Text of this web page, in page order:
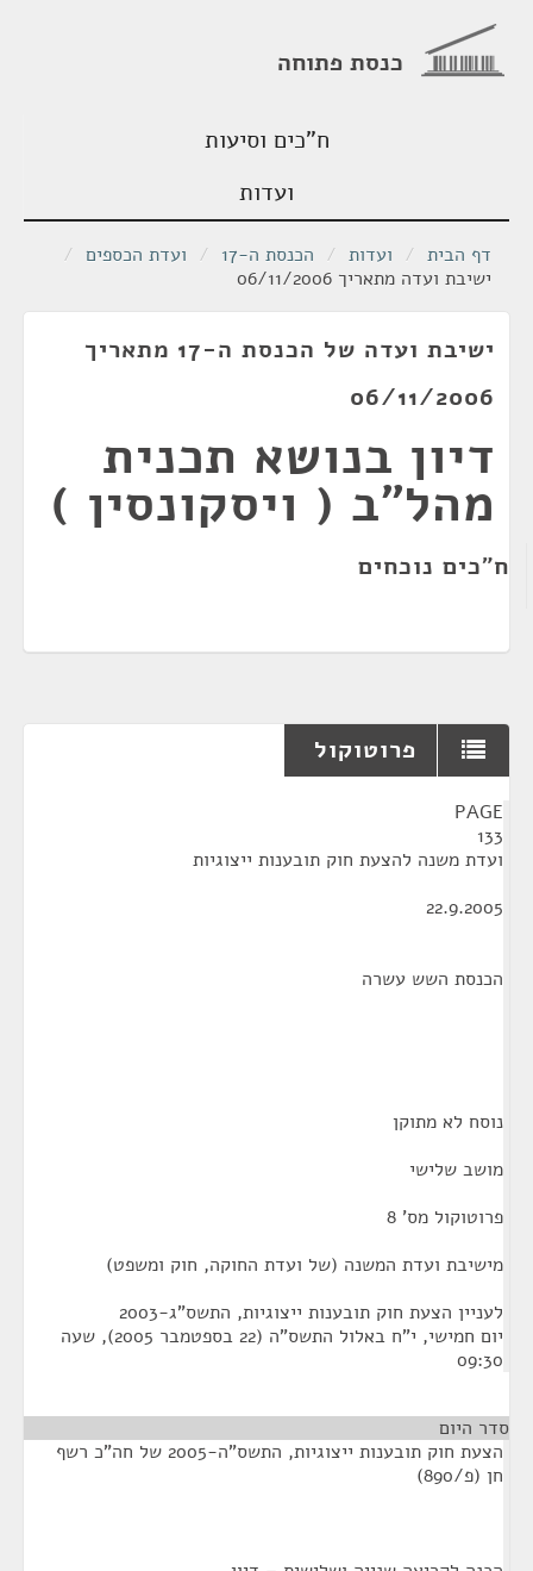
כנסת פתוחה
ח"כים וסיעות
ועדות
דף הבית / ועדות / הכנסת ה-17 / ועדת הכספים /
ישיבת ועדה מתאריך 06/11/2006
ישיבת ועדה של הכנסת ה-17 מתאריך
06/11/2006
דיון בנושא תכנית
מהל"ב ( ויסקונסין )
ח"כים נוכחים
פרוטוקול
PAGE
133
ועדת משנה להצעת חוק תובענות ייצוגיות
22.9.2005
הכנסת השש עשרה
נוסח לא מתוקן
מושב שלישי
פרוטוקול מס' 8
מישיבת ועדת המשנה (של ועדת החוקה, חוק ומשפט)
לעניין הצעת חוק תובענות ייצוגיות, התשס"ג-2003
יום חמישי, י"ח באלול התשס"ה (22 בספטמבר 2005), שעה
09:30
סדר היום
הצעת חוק תובענות ייצוגיות, התשס"ה-2005 של חה"כ רשף
חן (פ/890)